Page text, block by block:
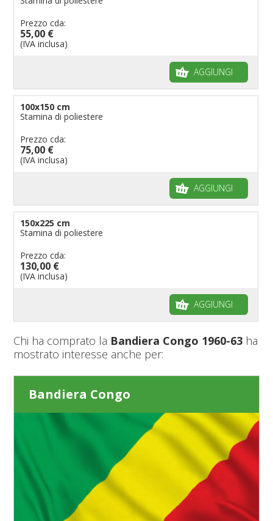
Prezzo cda:
55,00 €
(IVA inclusa)
AGGIUNGI
100x150 cm
Stamina di poliestere
Prezzo cda:
75,00 €
(IVA inclusa)
AGGIUNGI
150x225 cm
Stamina di poliestere
Prezzo cda:
130,00 €
(IVA inclusa)
AGGIUNGI
Chi ha comprato la Bandiera Congo 1960-63 ha
mostrato interesse anche per:
Bandiera Congo